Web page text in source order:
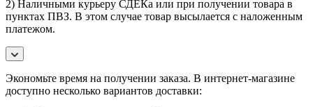
2) Наличными курьеру СДЕКа или при получении товара в
пунктах ПВЗ. В этом случае товар высылается с наложенным
платежом.
Экономьте время на получении заказа. В интернет-магазине
доступно несколько вариантов доставки: